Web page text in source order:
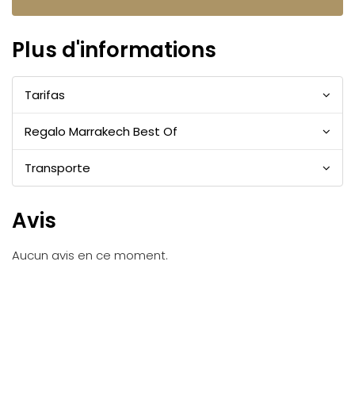
Plus d'informations
Tarifas
Regalo Marrakech Best Of
Transporte
Avis
Aucun avis en ce moment.